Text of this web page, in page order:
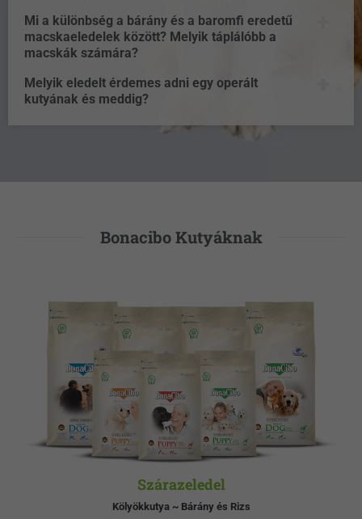
Mi a különbség a bárány és a baromfi eredetű
macskaeledelek között? Melyik táplálóbb a
macskák számára?
Melyik eledelt érdemes adni egy operált
kutyának és meddig?
Bonacibo Kutyáknak
Szárazeledel
Kölyökkutya ~ Bárány és Rizs